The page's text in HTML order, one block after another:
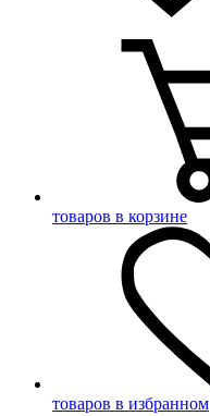
товаров в корзине
товаров в избранном